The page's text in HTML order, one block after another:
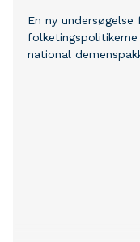
Rahbæk Juel
(Assens) samt
(Moderaterne) og
En ny
national